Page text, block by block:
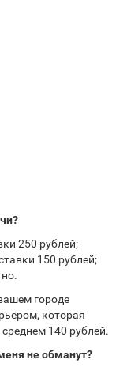
250 рублей;
150 рублей;
городе
которая
140 рублей.
не обманут?